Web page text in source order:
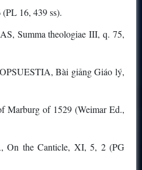
16, 439 ss).
Summa theologiae III, q. 75,
Bài giảng Giáo lý,
Marburg of 1529 (Weimar Ed.,
On the Canticle, XI, 5, 2 (PG